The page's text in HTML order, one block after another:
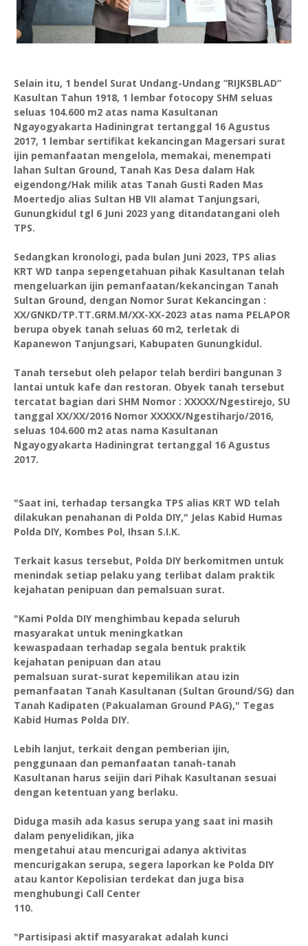
Selain itu, 1 bendel Surat Undang-Undang “RIJKSBLAD”
Kasultan Tahun 1918, 1 lembar fotocopy SHM seluas
seluas 104.600 m2 atas nama Kasultanan
Ngayogyakarta Hadiningrat tertanggal 16 Agustus
2017, 1 lembar sertifikat kekancingan Magersari surat
ijin pemanfaatan mengelola, memakai, menempati
lahan Sultan Ground, Tanah Kas Desa dalam Hak
eigendong/Hak milik atas Tanah Gusti Raden Mas
Moertedjo alias Sultan HB VII alamat Tanjungsari,
Gunungkidul tgl 6 Juni 2023 yang ditandatangani oleh
TPS.
Sedangkan kronologi, pada bulan Juni 2023, TPS alias
KRT WD tanpa sepengetahuan pihak Kasultanan telah
mengeluarkan ijin pemanfaatan/kekancingan Tanah
Sultan Ground, dengan Nomor Surat Kekancingan :
XX/GNKD/TP.TT.GRM.M/XX-XX-2023 atas nama PELAPOR
berupa obyek tanah seluas 60 m2, terletak di
Kapanewon Tanjungsari, Kabupaten Gunungkidul.
Tanah tersebut oleh pelapor telah berdiri bangunan 3
lantai untuk kafe dan restoran. Obyek tanah tersebut
tercatat bagian dari SHM Nomor : XXXXX/Ngestirejo, SU
tanggal XX/XX/2016 Nomor XXXXX/Ngestiharjo/2016,
seluas 104.600 m2 atas nama Kasultanan
Ngayogyakarta Hadiningrat tertanggal 16 Agustus
2017.
"Saat ini, terhadap tersangka TPS alias KRT WD telah
dilakukan penahanan di Polda DIY," Jelas Kabid Humas
Polda DIY, Kombes Pol, Ihsan S.I.K.
Terkait kasus tersebut, Polda DIY berkomitmen untuk
menindak setiap pelaku yang terlibat dalam praktik
kejahatan penipuan dan pemalsuan surat.
"Kami Polda DIY menghimbau kepada seluruh
masyarakat untuk meningkatkan
kewaspadaan terhadap segala bentuk praktik
kejahatan penipuan dan atau
pemalsuan surat-surat kepemilikan atau izin
pemanfaatan Tanah Kasultanan (Sultan Ground/SG) dan
Tanah Kadipaten (Pakualaman Ground PAG)," Tegas
Kabid Humas Polda DIY.
Lebih lanjut, terkait dengan pemberian ijin,
penggunaan dan pemanfaatan tanah-tanah
Kasultanan harus seijin dari Pihak Kasultanan sesuai
dengan ketentuan yang berlaku.
Diduga masih ada kasus serupa yang saat ini masih
dalam penyelidikan, jika
mengetahui atau mencurigai adanya aktivitas
mencurigakan serupa, segera laporkan ke Polda DIY
atau kantor Kepolisian terdekat dan juga bisa
menghubungi Call Center
110.
"Partisipasi aktif masyarakat adalah kunci